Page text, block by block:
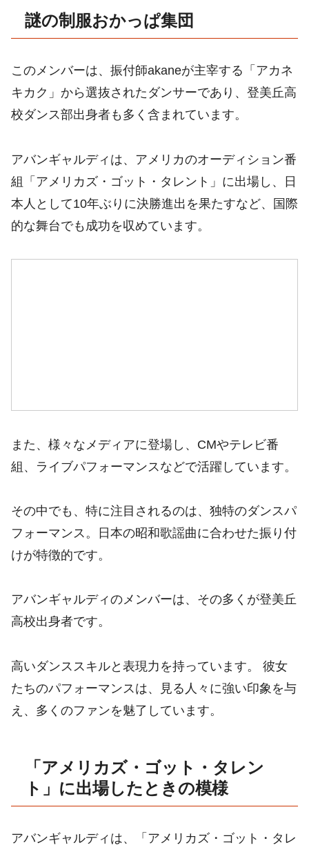
謎の制服おかっぱ集団
このメンバーは、振付師akaneが主宰する「アカネ
キカク」から選抜されたダンサーであり、登美丘高
校ダンス部出身者も多く含まれています。
アバンギャルディは、アメリカのオーディション番
組「アメリカズ・ゴット・タレント」に出場し、日
本人として10年ぶりに決勝進出を果たすなど、国際
的な舞台でも成功を収めています。
また、様々なメディアに登場し、CMやテレビ番
組、ライブパフォーマンスなどで活躍しています。
その中でも、特に注目されるのは、独特のダンスパ
フォーマンス。日本の昭和歌謡曲に合わせた振り付
けが特徴的です。
アバンギャルディのメンバーは、その多くが登美丘
高校出身者です。
高いダンススキルと表現力を持っています。 彼女
たちのパフォーマンスは、見る人々に強い印象を与
え、多くのファンを魅了しています。
「アメリカズ・ゴット・タレン
ト」に出場したときの模様
アバンギャルディは、「アメリカズ・ゴット・タレ